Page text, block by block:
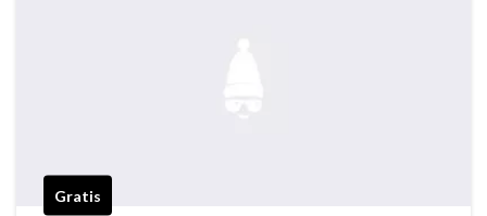
Gratis